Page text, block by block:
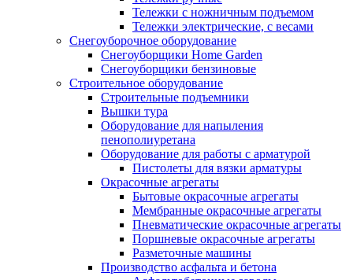
Тележки с ножничным подъемом
Тележки электрические, с весами
Снегоуборочное оборудование
Снегоуборщики Home Garden
Снегоуборщики бензиновые
Строительное оборудование
Cтроительные подъемники
Вышки тура
Оборудование для напыления
пенополиуретана
Оборудование для работы с арматурой
Пистолеты для вязки арматуры
Окрасочные агрегаты
Бытовые окрасочные агрегаты
Мембранные окрасочные агрегаты
Пневматические окрасочные агрегаты
Поршневые окрасочные агрегаты
Разметочные машины
Производство асфальта и бетона